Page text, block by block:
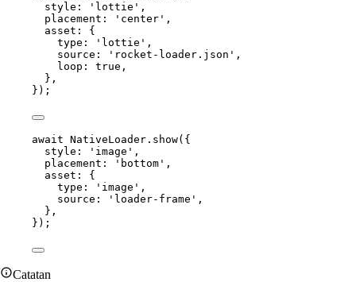
style:
'lottie' ,
placement:
'center' ,
asset: {
type:
'lottie' ,
source:
'rocket-loader.json' ,
loop: true ,
},
});
await NativeLoader. show({
style:
'image' ,
placement:
'bottom' ,
asset: {
type:
'image' ,
source:
'loader-frame' ,
},
});
Catatan